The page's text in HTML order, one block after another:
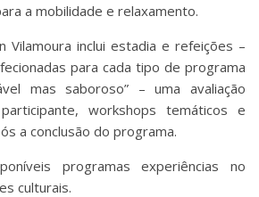
a mobilidade e relaxamento.
Vilamoura inclui estadia e refeições –
para cada tipo de programa
mas saboroso” – uma avaliação
workshops temáticos e
a conclusão do programa.
programas experiências no
culturais.